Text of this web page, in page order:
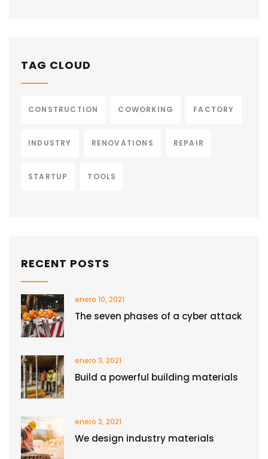
TAG CLOUD
CONSTRUCTION COWORKING FACTORY
INDUSTRY RENOVATIONS REPAIR
STARTUP TOOLS
RECENT POSTS
enero 10, 2021
The seven phases of a cyber attack
enero 3, 2021
Build a powerful building materials
enero 3, 2021
We design industry materials